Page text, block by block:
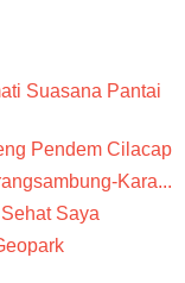
Suasana Pantai
Pendem Cilacap
Kara...
Saya